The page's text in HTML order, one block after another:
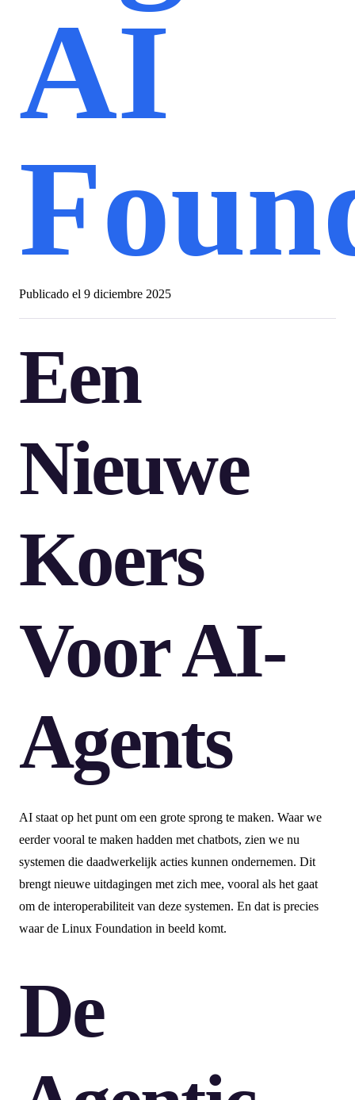
AI
Publicado el 9 diciembre 2025
Een
Nieuwe
Koers
Voor AI-
Agents
AI staat op het punt om een grote sprong te maken. Waar we
eerder vooral te maken hadden met chatbots, zien we nu
systemen die daadwerkelijk acties kunnen ondernemen. Dit
brengt nieuwe uitdagingen met zich mee, vooral als het gaat
om de interoperabiliteit van deze systemen. En dat is precies
waar de Linux Foundation in beeld komt.
De